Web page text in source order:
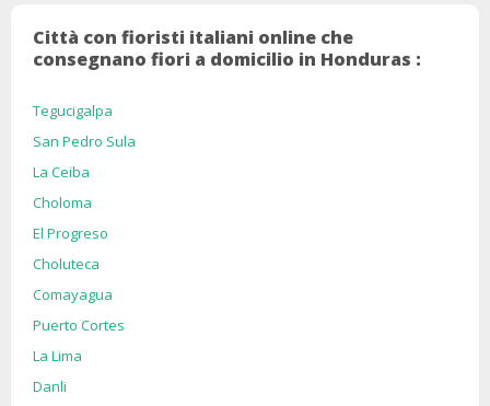
Città con fioristi italiani online che
consegnano fiori a domicilio in Honduras :
Tegucigalpa
San Pedro Sula
La Ceiba
Choloma
El Progreso
Choluteca
Comayagua
Puerto Cortes
La Lima
Danli